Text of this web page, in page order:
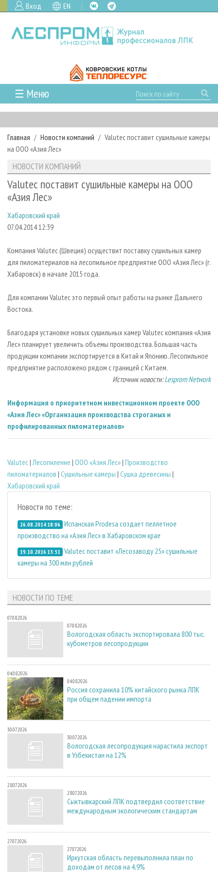
Вход EN
☰ Меню
ГЛАВНАЯ
РУБРИКИ И ТЕМЫ
РУБРИКИ ЖУРНАЛА
ЛЕСНОЕ ХОЗЯЙСТВО
ЛЕСОЗАГОТОВКА
ЛЕСОПИЛЕНИЕ
СУШКА ДРЕВЕСИНЫ
ДЕРЕВЯННОЕ ДОМОСТРОЕНИЕ
ПРОИЗВОДСТВО МЕБЕЛИ
ЦБП
НОВОСТИ
КАЛЕНДАРЬ СОБЫТИЙ
НОВОСТИ ЛПК
НОВОСТИ ЖУРНАЛА
ПРОЕКТЫ ЛПИ
АНАЛИТИКА
ПРЕДПРИЯТИЯ ЛПК
ПЕРСОНЫ
ОФИЦИАЛЬНЫЕ ДЕЛЕГАЦИИ
ПРИОРИТЕТНЫЕ ИНВЕСТПРОЕКТЫ
ГАЗЕТА ЛЕСПРОМФОРУМ
АРХИВ
АРХИВ ЖУРНАЛОВ
О ЖУРНАЛЕ
ПОДПИСКА
КОНТАКТЫ
РЕКЛАМОДАТЕЛЯМ
РЕКЛАМА
Главная Новости компаний
Valutec поставит сушильные камеры
на ООО «Азия Лес»
НОВОСТИ КОМПАНИЙ
Valutec поставит сушильные камеры на ООО
«Азия Лес»
Хабаровский край
07.04.2014 12:39
Компания Valutec (Швеция) осуществит поставку сушильных камер
для пиломатериалов на лесопильное предприятие ООО «Азия Лес» (г.
Хабаровск) в начале 2015 года.
Для компании Valutec это первый опыт работы на рынке Дальнего
Востока.
Благодаря установке новых сушильных камер Valutec компания «Азия
Лес» планирует увеличить объемы производства. Большая часть
продукции компании экспортируется в Китай и Японию. Лесопильное
предприятие расположено рядом с границей с Китаем.
Источник новости:Lesprom Network
Информация о приоритетном инвестиционном проекте ООО
«Азия Лес» «Организация производства строганых и
профилированных пиломатериалов»
Valutec|Лесопиление | ООО «Азия Лес»| Производство
пиломатериалов | Сушильные камеры | Сушка древесины |
Хабаровский край
Новости по теме:
26.08.2014 18:06 Испанская Prodesa создает пеллетное
производство на «Азия Лес» в Хабаровском крае
19.10.2016 13:51 Valutec поставит «Лесозаводу 25» сушильные
камеры на 300 млн рублей
НОВОСТИ ПО ТЕМЕ
07.08.2026
07.08.2026
Вологодская область экспортировала 800 тыс.
кубометров лесопродукции
04.08.2026
04.08.2026
Россия сохранила 10% китайского рынка ЛПК
при общем падении импорта
30.07.2026
30.07.2026
Вологодская лесопродукция нарастила экспорт
в Узбекистан на 12%
28.07.2026
28.07.2026
Сыктывкарский ЛПК подтвердил соответствие
международным экологическим стандартам
27.07.2026
27.07.2026
Иркутская область перевыполнила план по
доходам от лесов на 4,9%